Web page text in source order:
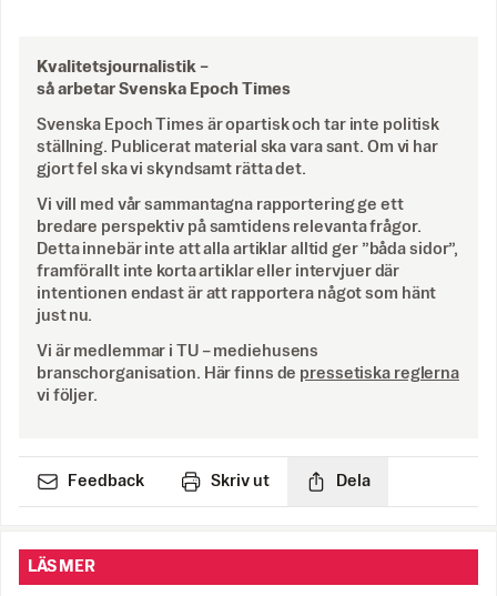
Kvalitetsjournalistik –
så arbetar Svenska Epoch Times
Svenska Epoch Times är opartisk och tar inte politisk
ställning. Publicerat material ska vara sant. Om vi har
gjort fel ska vi skyndsamt rätta det.
Vi vill med vår sammantagna rapportering ge ett
bredare perspektiv på samtidens relevanta frågor.
Detta innebär inte att alla artiklar alltid ger ”båda sidor”,
framförallt inte korta artiklar eller intervjuer där
intentionen endast är att rapportera något som hänt
just nu.
Vi är medlemmar i TU – mediehusens
branschorganisation. Här finns de pressetiska reglerna
vi följer.
Feedback Skriv ut Dela
LÄS MER